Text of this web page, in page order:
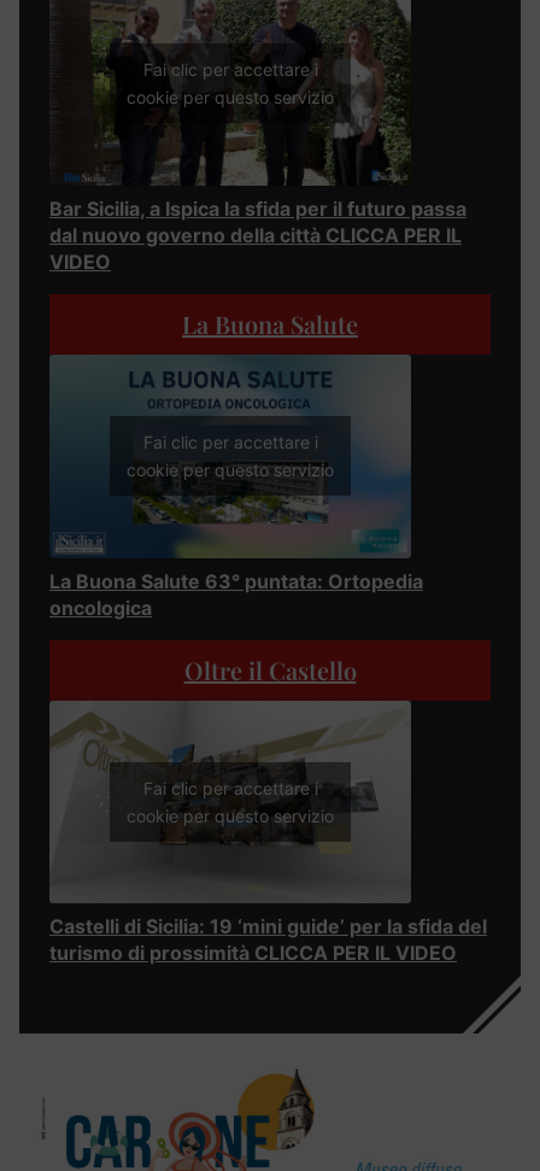
Fai clic per accettare i
cookie per questo servizio
Bar Sicilia, a Ispica la sfida per il futuro passa
dal nuovo governo della città CLICCA PER IL
VIDEO
La Buona Salute
Fai clic per accettare i
cookie per questo servizio
La Buona Salute 63° puntata: Ortopedia
oncologica
Oltre il Castello
Fai clic per accettare i
cookie per questo servizio
Castelli di Sicilia: 19 ‘mini guide’ per la sfida del
turismo di prossimità CLICCA PER IL VIDEO